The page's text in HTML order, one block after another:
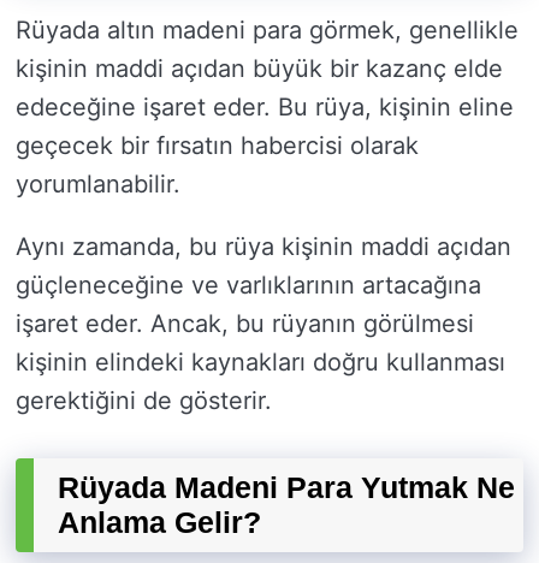
Rüyada altın madeni para görmek, genellikle
kişinin maddi açıdan büyük bir kazanç elde
edeceğine işaret eder. Bu rüya, kişinin eline
geçecek bir fırsatın habercisi olarak
yorumlanabilir.
Aynı zamanda, bu rüya kişinin maddi açıdan
güçleneceğine ve varlıklarının artacağına
işaret eder. Ancak, bu rüyanın görülmesi
kişinin elindeki kaynakları doğru kullanması
gerektiğini de gösterir.
Rüyada Madeni Para Yutmak Ne
Anlama Gelir?